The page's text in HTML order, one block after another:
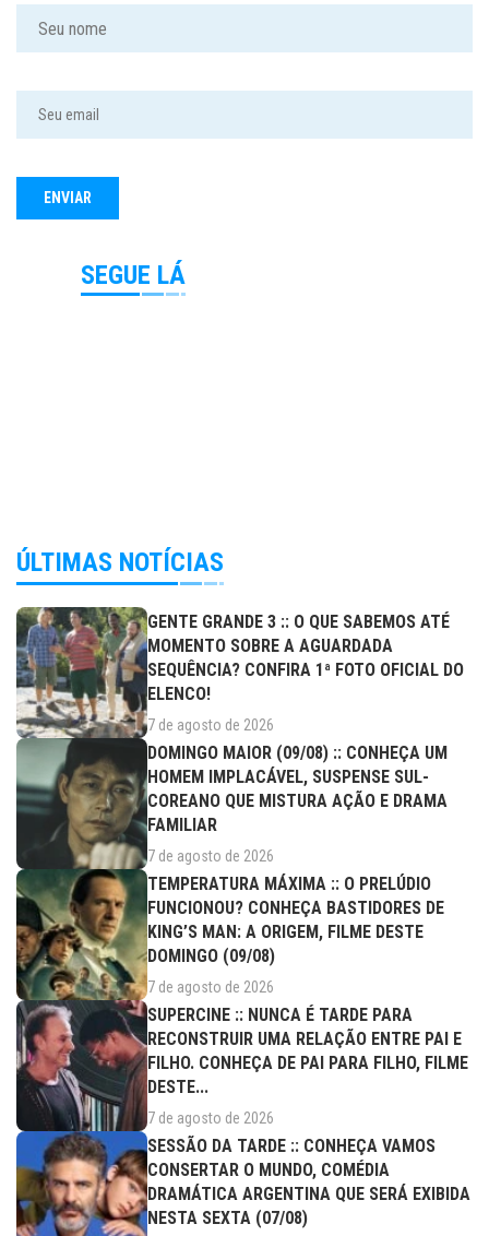
SEGUE LÁ
ÚLTIMAS NOTÍCIAS
GENTE GRANDE 3 :: O QUE SABEMOS ATÉ
MOMENTO SOBRE A AGUARDADA
SEQUÊNCIA? CONFIRA 1ª FOTO OFICIAL DO
ELENCO!
7 de agosto de 2026
DOMINGO MAIOR (09/08) :: CONHEÇA UM
HOMEM IMPLACÁVEL, SUSPENSE SUL-
COREANO QUE MISTURA AÇÃO E DRAMA
FAMILIAR
7 de agosto de 2026
TEMPERATURA MÁXIMA :: O PRELÚDIO
FUNCIONOU? CONHEÇA BASTIDORES DE
KING’S MAN: A ORIGEM, FILME DESTE
DOMINGO (09/08)
7 de agosto de 2026
SUPERCINE :: NUNCA É TARDE PARA
RECONSTRUIR UMA RELAÇÃO ENTRE PAI E
FILHO. CONHEÇA DE PAI PARA FILHO, FILME
DESTE...
7 de agosto de 2026
SESSÃO DA TARDE :: CONHEÇA VAMOS
CONSERTAR O MUNDO, COMÉDIA
DRAMÁTICA ARGENTINA QUE SERÁ EXIBIDA
NESTA SEXTA (07/08)